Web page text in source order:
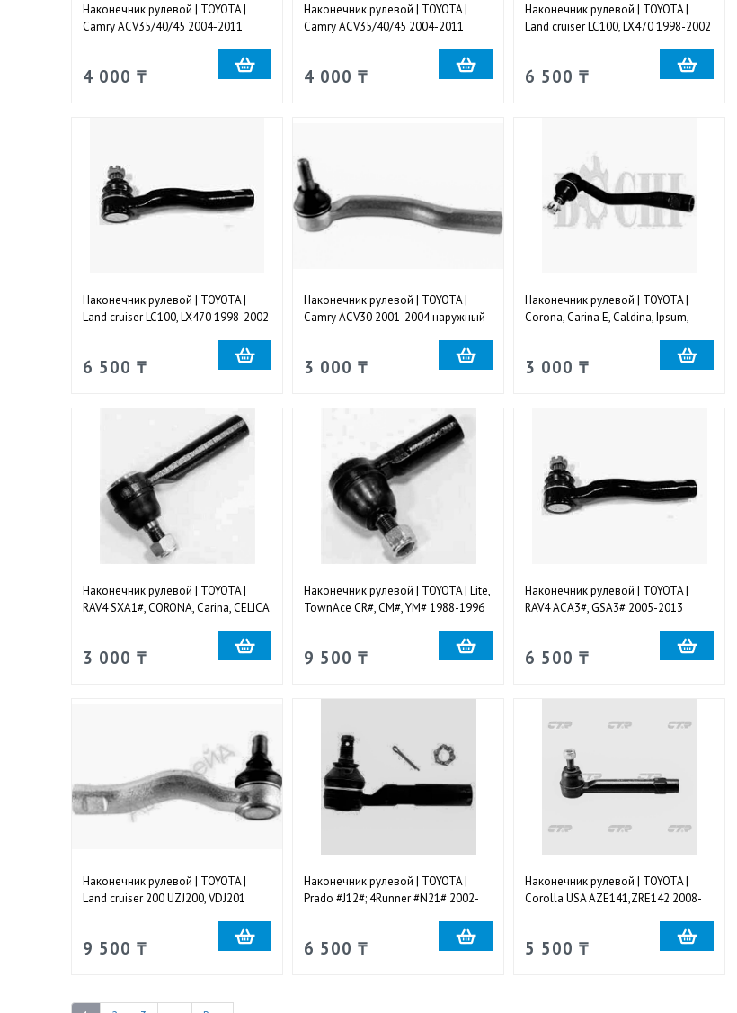
Наконечник рулевой | TOYOTA |
Camry ACV35/40/45 2004-2011
4 000 ₸
Наконечник рулевой | TOYOTA |
Camry ACV35/40/45 2004-2011
4 000 ₸
Наконечник рулевой | TOYOTA |
Land cruiser LC100, LX470 1998-2002
6 500 ₸
Наконечник рулевой | TOYOTA |
Land cruiser LC100, LX470 1998-2002
6 500 ₸
Наконечник рулевой | TOYOTA |
Camry ACV30 2001-2004 наружный
3 000 ₸
Наконечник рулевой | TOYOTA |
Corona, Carina E, Caldina, Ipsum,
3 000 ₸
Наконечник рулевой | TOYOTA |
RAV4 SXA1#, CORONA, Carina, CELICA
3 000 ₸
Наконечник рулевой | TOYOTA | Lite,
TownAce CR#, CM#, YM# 1988-1996
9 500 ₸
Наконечник рулевой | TOYOTA |
RAV4 ACA3#, GSA3# 2005-2013
6 500 ₸
Наконечник рулевой | TOYOTA |
Land cruiser 200 UZJ200, VDJ201
9 500 ₸
Наконечник рулевой | TOYOTA |
Prado #J12#; 4Runner #N21# 2002-
6 500 ₸
Наконечник рулевой | TOYOTA |
Corolla USA AZE141,ZRE142 2008-
5 500 ₸